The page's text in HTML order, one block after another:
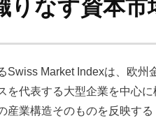
りなす資本市
Swiss Market Indexは、欧州
代表する大型企業を中心に
産業構造そのものを反映す